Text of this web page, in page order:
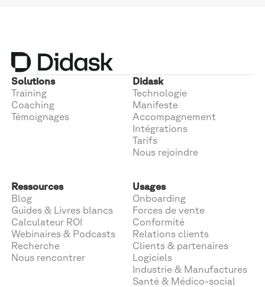
Solutions
Training
Coaching
Témoignages
Didask
Technologie
Manifeste
Accompagnement
Intégrations
Tarifs
Nous rejoindre
Ressources
Blog
Guides & Livres blancs
Calculateur ROI
Webinaires & Podcasts
Recherche
Nous rencontrer
Usages
Onboarding
Forces de vente
Conformité
Relations clients
Clients & partenaires
Logiciels
Industrie & Manufactures
Santé & Médico-social